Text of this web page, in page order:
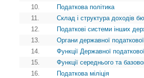
10.
Податкова політика
11.
Склад і структура доходів
12.
Податкові системи інших
13.
Органи державної
14.
Функції Державної
15.
Функції середнього та
16.
Податкова міліція